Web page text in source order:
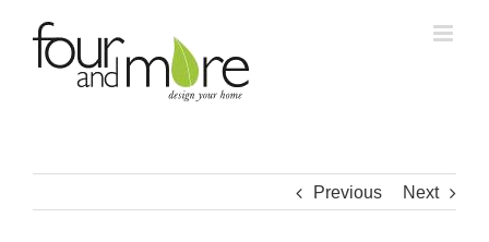
content
Previous Next